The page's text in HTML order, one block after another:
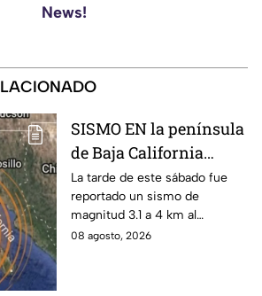
News!
SISMO EN la península
de Baja California
sacude San José del
Cabo
La tarde de este sábado fue
reportado un sismo de
magnitud 3.1 a 4 km al
noroeste de San José del
08 agosto, 2026